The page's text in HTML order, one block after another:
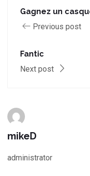
Gagnez un
Previous post
Fantic
Next post
mikeD
administrator